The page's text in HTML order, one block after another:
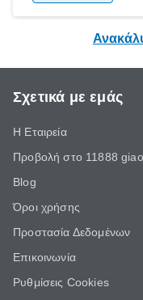
Σχετικά με εμάς
Η Εταιρεία
Προβολή στο 11888
Blog
Όροι χρήσης
Προστασία Δεδομένων
Επικοινωνία
Ρυθμίσεις Cookies